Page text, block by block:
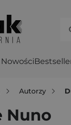
Nowości
Autorzy
Nuno